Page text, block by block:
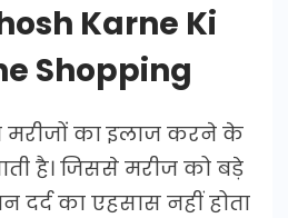
Karne Ki
Shopping
मरीजों का इलाज करने के
है। जिससे मरीज को बड़े
दर्द का एहसास नहीं होता